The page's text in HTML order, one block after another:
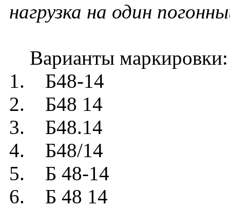
нагрузка на один
Варианты маркировки:
1. Б48-14
2. Б48 14
3. Б48.14
4. Б48/14
5. Б 48-14
6. Б 48 14